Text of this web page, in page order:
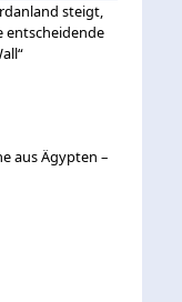
steigt,
entscheidende